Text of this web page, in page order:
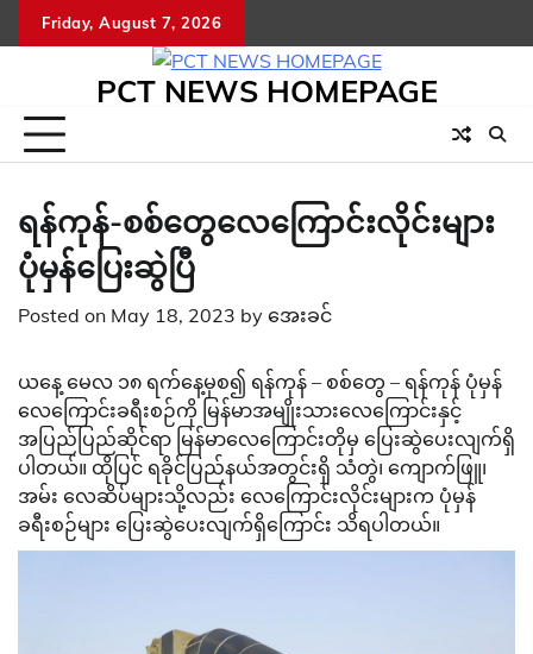
to
Friday, August 7, 2026
PCT NEWS HOMEPAGE
ရန်ကုန်-စစ်တွေလေကြောင်းလိုင်းများ
ပုံမှန်ပြေးဆွဲပြီ
Posted on May 18, 2023 by အေးခင်
ယနေ့ မေလ ၁၈ ရက်နေ့မှစ၍ ရန်ကုန် – စစ်တွေ – ရန်ကုန် ပုံမှန်
လေကြောင်းခရီးစဉ်ကို မြန်မာအမျိုးသားလေကြောင်းနှင့်
အပြည်ပြည်ဆိုင်ရာ မြန်မာလေကြောင်းတိုမှ ပြေးဆွဲပေးလျက်ရှိ
ပါတယ်။ ထိုပြင် ရခိုင်ပြည်နယ်အတွင်းရှိ သံတွဲ၊ ကျောက်ဖြူ၊
အမ်း လေဆိပ်များသို့လည်း လေကြောင်းလိုင်းများက ပုံမှန်
ခရီးစဉ်များ ပြေးဆွဲပေးလျက်ရှိကြောင်း သိရပါတယ်။